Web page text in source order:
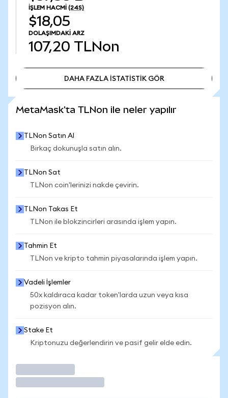
İŞLEM HACMI (24S)
$18,05
DOLAŞIMDAKI ARZ
107,20 TLNon
DAHA FAZLA İSTATİSTİK GÖR
MetaMask'ta TLNon ile neler yapılır
TLNon Satın Al
Birkaç dokunuşla satın alın.
TLNon Sat
TLNon coin'lerinizi nakde çevirin.
TLNon Takas Et
TLNon ile blokzincirleri arasında işlem yapın.
Tahmin Et
TLNon ve kripto tahmin piyasalarında işlem yapın.
Vadeli İşlemler
50x kaldıraca kadar token'larda uzun veya kısa
pozisyon alın.
Stake Et
Kriptonuzu değerlendirin ve pasif gelir elde edin.